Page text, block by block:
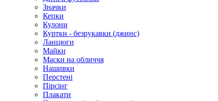
Значки
Кепки
Кулони
Куртки - безрукавки (джинс)
Ланцюги
Майки
Маски на обличчя
Нашивки
Перстені
Пірсінг
Плакати